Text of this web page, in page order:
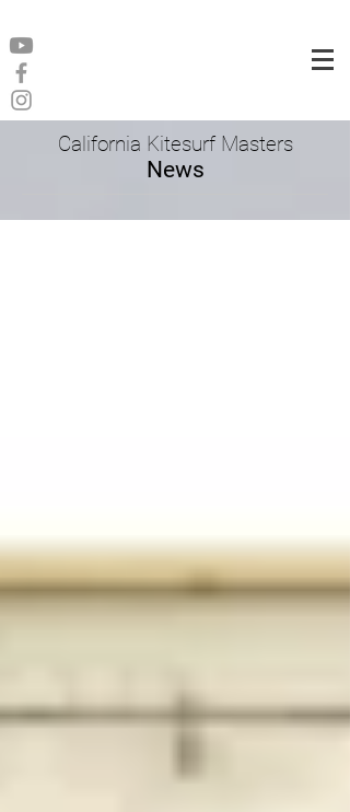
California Kitesurf Masters
News